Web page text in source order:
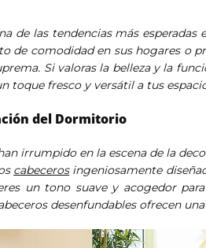
de las tendencias más
de comodidad en sus hogares o
Si valoras la belleza y la
toque fresco y versátil a tus
del Dormitorio
irrumpido en la escena de la
cabecerosingeniosamente
un tono suave y acogedor
desenfundables ofrecen